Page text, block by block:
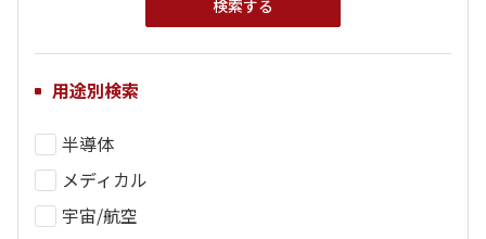
用途別検索
半導体
メディカル
宇宙/航空